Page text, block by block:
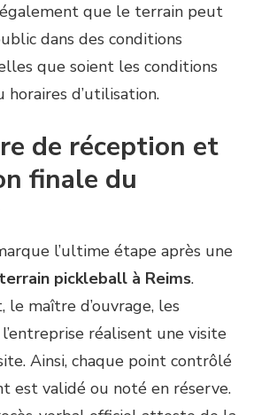
que le terrain peut
dans des conditions
que soient les conditions
horaires d’utilisation.
de réception et
finale du
l’ultime étape après une
pickleball à Reims.
le maître d’ouvrage, les
réalisent une visite
Ainsi, chaque point contrôlé
est validé ou noté en réserve.